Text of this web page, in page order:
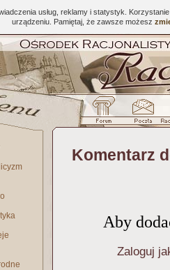
usług, reklamy i statystyk.
urządzeniu. Pamiętaj, że zawsze możesz
Komentarz
Aby
Zaloguj